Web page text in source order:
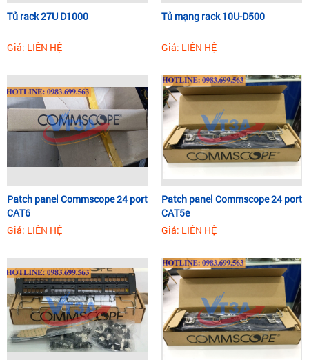
Tủ rack 27U D1000
Giá: LIÊN HỆ
Tủ mạng rack 10U-D500
Giá: LIÊN HỆ
Patch panel Commscope 24 port
CAT6
Giá: LIÊN HỆ
Patch panel Commscope 24 port
CAT5e
Giá: LIÊN HỆ